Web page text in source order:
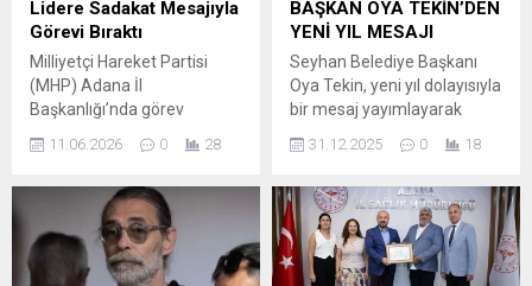
Müdürü Tuncay Yılmaz,
Abbas ve Serdar Haydanlı
tutuklandı. Yolsuzluk
iddiasıyla...
Lidere Sadakat Mesajıyla
Görevi Bıraktı
Milliyetçi Hareket Partisi
(MHP) Adana İl
Başkanlığı’nda görev
Adana İl Başkanı Yusuf
açıklamayla il başkanlığı
görevinden ayrıldığını
duyurdu. Kanlı,
açıklamasında, MHP Genel
11.06.2026 0 28
BAŞKAN OYA TEKİN’DEN
YENİ YIL MESAJI
Seyhan Belediye Başkanı
Oya Tekin, yeni yıl dolayısıyla
bir mesaj yayımlayarak
yeni yılını kutladı. Başkan
ifadelere yer verdi: “Kıymetli
Seyhanlılar, Değerli Yol
Arkadaşlarım, Sizlere bu
satırları, inancın ve
31.12.2025 0 18